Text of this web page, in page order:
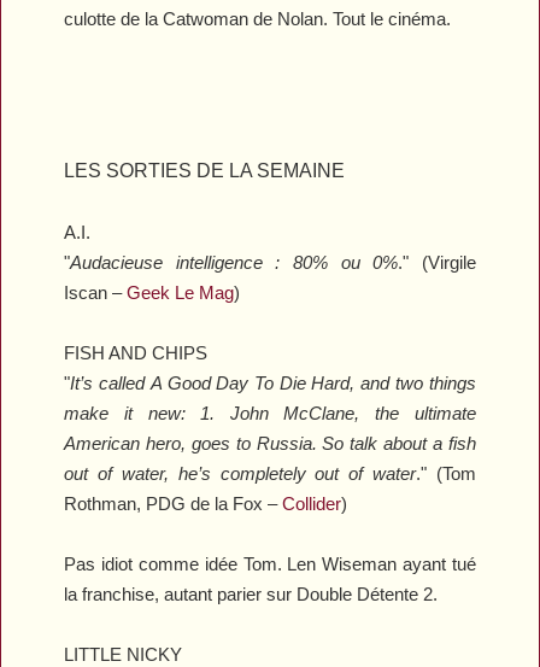
culotte de la Catwoman de Nolan. Tout le cinéma.
LES SORTIES DE LA SEMAINE
A.I.
"Audacieuse intelligence : 80% ou 0%." (Virgile
Iscan –Geek Le Mag)
FISH AND CHIPS
"It’s called A Good Day To Die Hard, and two things
make it new: 1. John McClane, the ultimate
American hero, goes to Russia. So talk about a fish
out of water, he’s completely out of water." (Tom
Rothman, PDG de la Fox –Collider)
Pas idiot comme idée Tom. Len Wiseman ayant tué
la franchise, autant parier sur Double Détente 2.
LITTLE NICKY